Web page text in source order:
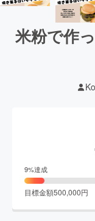
米粉で作
9%達成
目標金額500,000円